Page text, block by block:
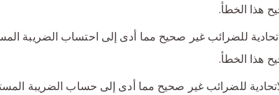
هذا الخطأ.
للضرائب غير صحيح مما أدى إلى احتساب الضريبة
هذا الخطأ.
للضرائب غير صحيح مما أدى إلى حساب الضريبة